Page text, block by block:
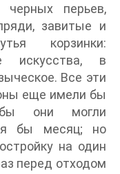
черных перьев,
завитые и
корзинки:
искусства, в
Все эти
еще имели бы
они могли
бы месяц; но
на один
перед отходом